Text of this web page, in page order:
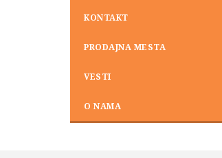
KONTAKT
PRODAJNA MESTA
VESTI
O NAMA